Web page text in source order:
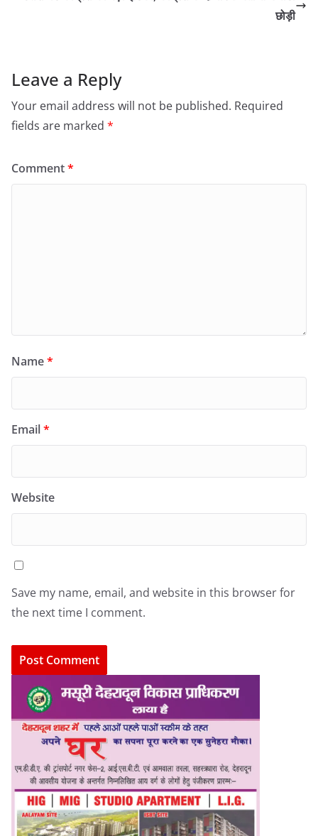
छोड़ी
Leave a Reply
Your email address will not be published. Required
fields are marked *
Comment*
Name*
Email*
Website
Save my name, email, and website in this browser for
the next time I comment.